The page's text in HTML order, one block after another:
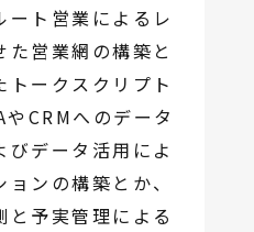
ート営業によるレ
た営業網の構築と
トークスクリプト
CRMへのデータ
びデータ活用によ
ンの構築とか、
と予実管理による